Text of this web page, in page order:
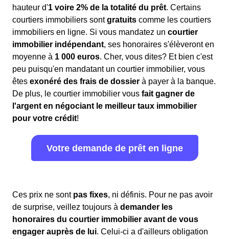
hauteur d'1 voire 2% de la totalité du prêt. Certains
courtiers immobiliers sontgratuits comme les courtiers
immobiliers en ligne. Si vous mandatez un courtier
immobilier indépendant, ses honoraires s'élèveront en
moyenne à 1 000 euros. Cher, vous dites? Et bien c'est
peu puisqu'en mandatant un courtier immobilier, vous
êtes exonéré des frais de dossier à payer à la banque.
De plus, le courtier immobilier vous fait gagner de
l'argent en négociant le meilleur taux immobilier
pour votre crédit!
Votre demande de prêt en ligne
Ces prix ne sont pas fixes, ni définis. Pour ne pas avoir
de surprise, veillez toujours à demander les
honoraires du courtier immobilier avant de vous
engager auprès de lui. Celui-ci a d'ailleurs obligation